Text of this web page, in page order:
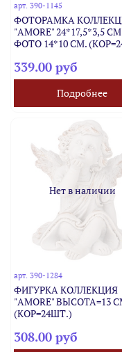
арт.390-1145
ФОТОРАМКА
"AMORE" 24*17,5*3,5
ФОТО 14*10 СМ.
339.00 руб
Подробнее
Нет в наличии
арт.390-1284
ФИГУРКА КОЛЛЕКЦИЯ
"AMORE" ВЫСОТА=13
(КОР=24ШТ.)
308.00 руб